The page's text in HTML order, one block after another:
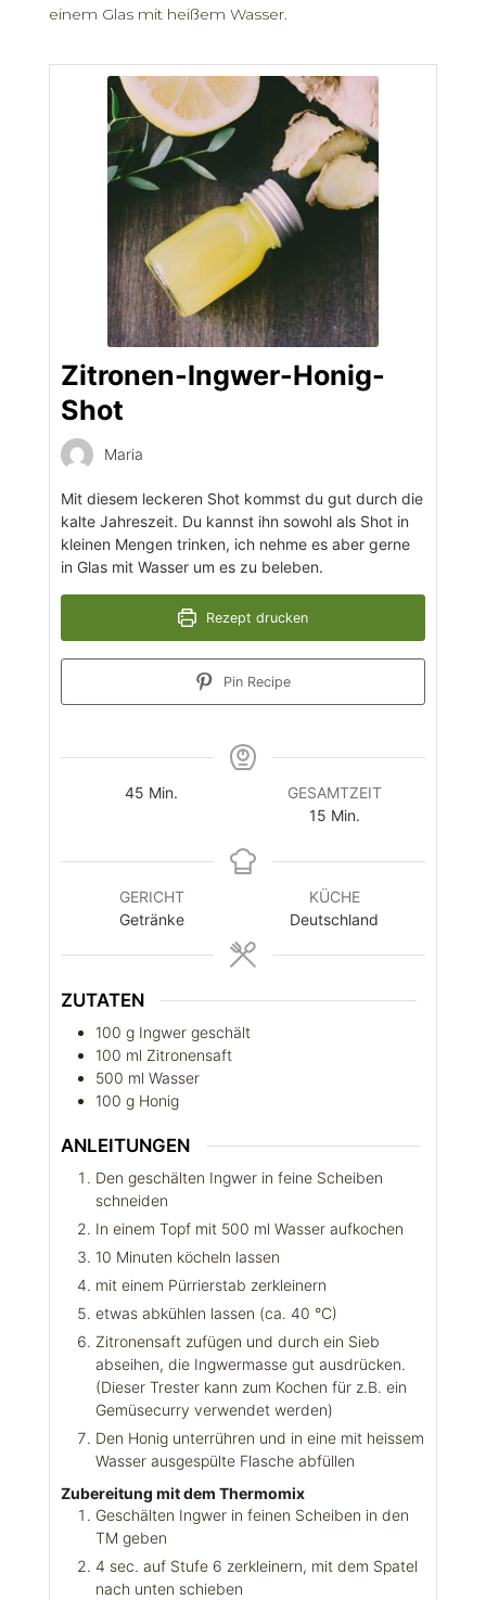
einem Glas mit heißem Wasser.
Zitronen-Ingwer-Honig-
Shot
Maria
Mit diesem leckeren Shot kommst du gut durch die
kalte Jahreszeit. Du kannst ihn sowohl als Shot in
kleinen Mengen trinken, ich nehme es aber gerne
in Glas mit Wasser um es zu beleben.
Rezept drucken
Pin Recipe
45 Minuten
Min.
GESAMTZEIT
15Minuten
Min.
GERICHT
Getränke
KÜCHE
Deutschland
ZUTATEN
100 g Ingwer geschält
100 ml Zitronensaft
500 ml Wasser
100 g Honig
ANLEITUNGEN
Den geschälten Ingwer in feine Scheiben
schneiden
In einem Topf mit 500 ml Wasser aufkochen
10 Minuten köcheln lassen
mit einem Pürrierstab zerkleinern
etwas abkühlen lassen (ca. 40 °C)
Zitronensaft zufügen und durch ein Sieb
abseihen, die Ingwermasse gut ausdrücken.
(Dieser Trester kann zum Kochen für z.B. ein
Gemüsecurry verwendet werden)
Den Honig unterrühren und in eine mit heissem
Wasser ausgespülte Flasche abfüllen
Zubereitung mit dem Thermomix
Geschälten Ingwer in feinen Scheiben in den
TM geben
4 sec. auf Stufe 6 zerkleinern, mit dem Spatel
nach unten schieben